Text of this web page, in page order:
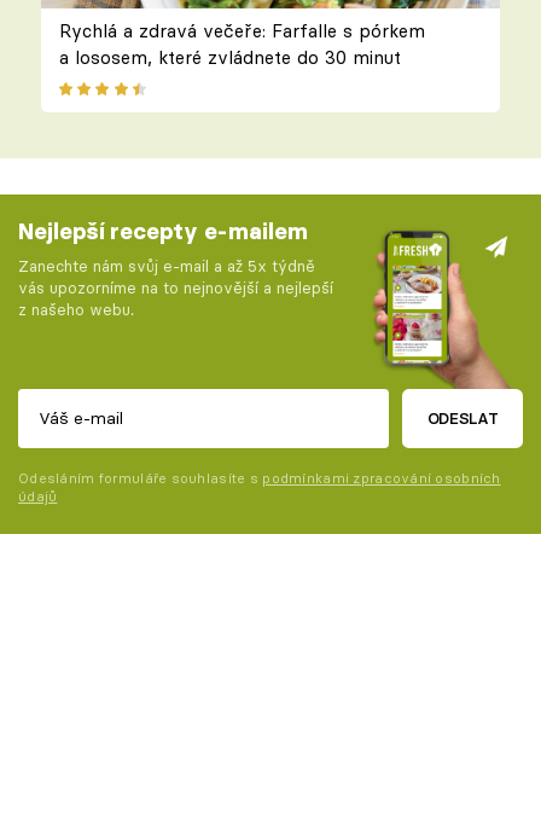
Rychlá a zdravá večeře: Farfalle s pórkem
a lososem, které zvládnete do 30 minut
Nejlepší recepty e-mailem
Zanechte nám svůj e-mail a až 5x týdně
vás upozorníme na to nejnovější a nejlepší
z našeho webu.
ODESLAT
Odesláním formuláře souhlasíte s podmínkami zpracování osobních
údajů